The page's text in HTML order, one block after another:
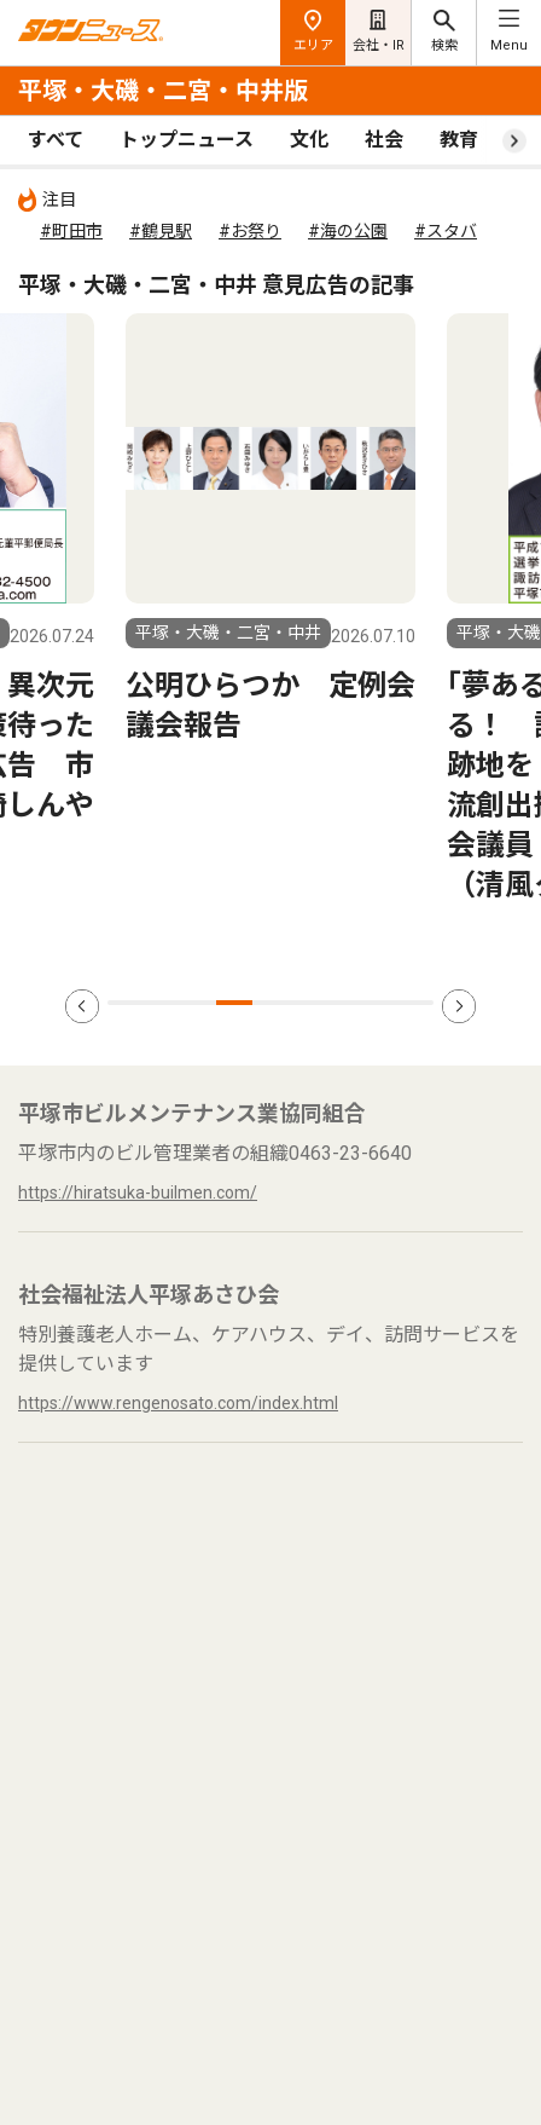
エリア 会社・IR 検索 Menu
平塚・大磯・二宮・中井版
すべて トップニュース 文化 社会 教育 ス
注目
#町田市
#鶴見駅 #お祭り #海の公園 #スタバ
平塚・大磯・二宮・中井 意見広告の記事
2026.07.24
次元
った
告 市
んや
平塚・大磯・二宮・中井 2026.07.10
公明ひらつか 定例会
議会報告
平塚・大
｢夢あ
る！
跡地
流創
会議
（清
平塚市ビルメンテナンス業協同組合
平塚市内のビル管理業者の組織0463-23-6640
https://hiratsuka-builmen.com/
社会福祉法人平塚あさひ会
特別養護老人ホーム、ケアハウス、デイ、訪問サービスを
提供しています
https://www.rengenosato.com/index.html